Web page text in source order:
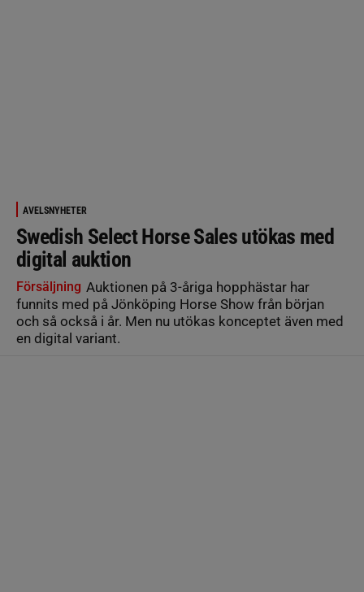
AVELSNYHETER
Swedish Select Horse Sales utökas med
digital auktion
Försäljning Auktionen på 3-åriga hopphästar har
funnits med på Jönköping Horse Show från början
och så också i år. Men nu utökas konceptet även med
en digital variant.